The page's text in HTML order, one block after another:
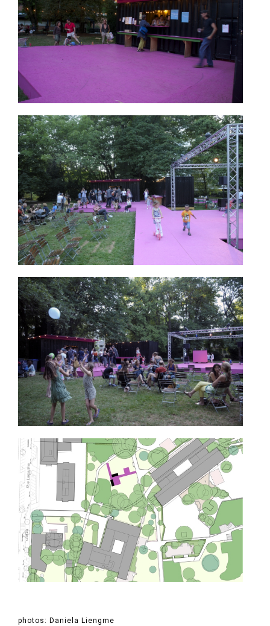
photos: Daniela Liengme